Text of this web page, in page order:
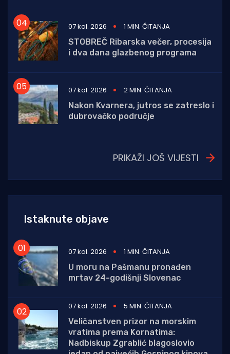
07 kol. 2026
1 MIN. ČITANJA
STOBREČ Ribarska večer, procesija
i dva dana glazbenog programa
07 kol. 2026
2 MIN. ČITANJA
Nakon Kvarnera, jutros se zatreslo i
dubrovačko područje
PRIKAŽI JOŠ VIJESTI
Istaknute objave
07 kol. 2026
1 MIN. ČITANJA
U moru na Pašmanu pronađen
mrtav 24-godišnji Slovenac
07 kol. 2026
5 MIN. ČITANJA
Veličanstven prizor na morskim
vratima prema Kornatima:
Nadbiskup Zgrablić blagoslovio